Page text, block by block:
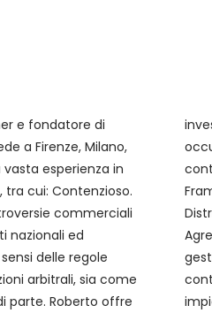
e fondatore di
a Firenze, Milano,
vasta esperienza in
cui: Contenzioso.
commerciali
nazionali ed
delle regole
arbitrali, sia come
parte. Roberto offre
e acquisizioni. Si
e redazioni di
Agreement,
Agreement,
and Agency
alla
progetti tra cui
la costruzione di
interne su